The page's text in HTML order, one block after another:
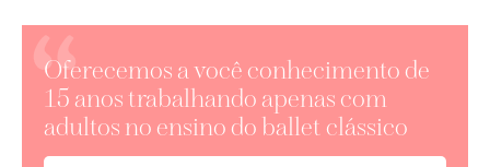
Oferecemos a você conhecimento de
15 anos trabalhando apenas com
adultos no ensino do ballet clássico